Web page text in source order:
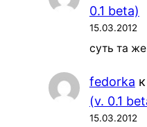
0.1 beta)
15.03.2012
суть та
fedorka к
(v. 0.1
15.03.2012